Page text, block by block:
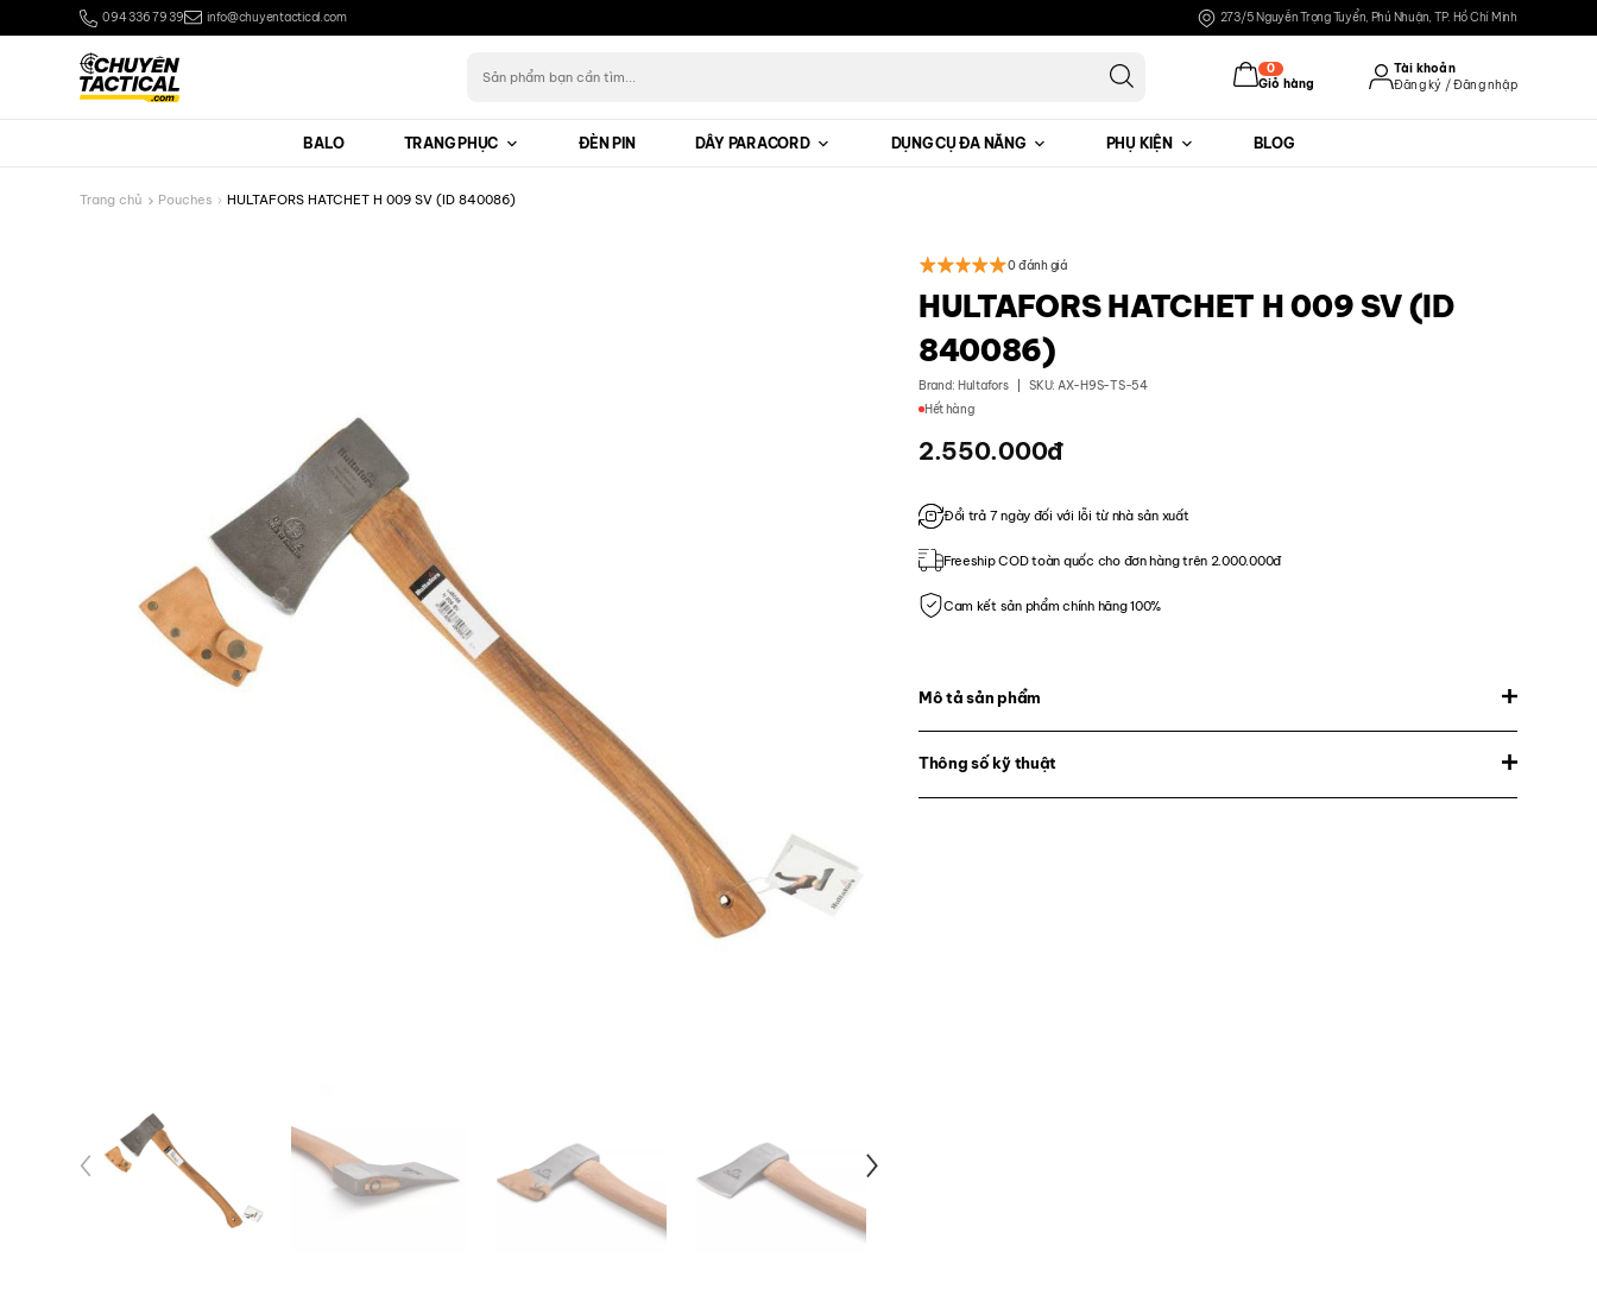
qua
094 336 79 39 info@chuyentactical.com 273/5 Nguyễn Trọng Tuyển, Phú Nhuận, TP. Hồ Chí Minh
kiếm:
0
Giỏ hàng
Tài khoản
Đăng ký / Đăng nhập
BALO TRANG PHỤC ĐÈN PIN DÂY PARACORD DỤNG CỤ ĐA NĂNG PHỤ KIỆN BLOG
Trang chủ Pouches HULTAFORS HATCHET H 009 SV (ID 840086)
0 đánh giá
HULTAFORS HATCHET H 009 SV (ID
840086)
Brand: Hultafors
SKU: AX-H9S-TS-54
Hết hàng
2.550.000đ
Đổi trả 7 ngày đối với lỗi từ nhà sản xuất
Freeship COD toàn quốc cho đơn hàng trên 2.000.000đ
Cam kết sản phẩm chính hãng 100%
Mô tả sản phẩm
Thông số kỹ thuật